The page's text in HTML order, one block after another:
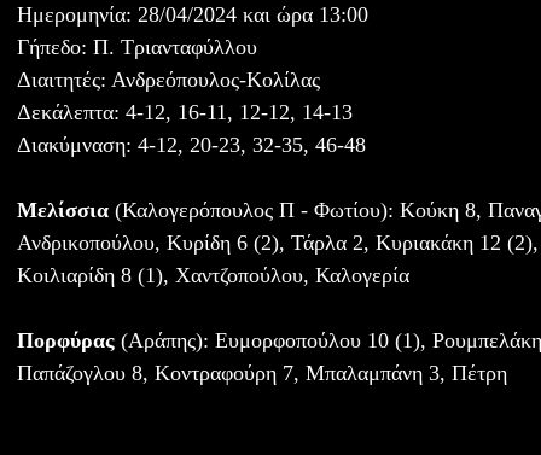
Ημερομηνία: 28/04/2024 και ώρα 13:00
Γήπεδο: Π. Τριανταφύλλου
Διαιτητές: Ανδρεόπουλος-Κολίλας
Δεκάλεπτα: 4-12, 16-11, 12-12, 14-13
Διακύμναση: 4-12, 20-23, 32-35, 46-48
Μελίσσια (Καλογερόπουλος Π - Φωτίου): Κούκη 8,
Ανδρικοπούλου, Κυρίδη 6 (2), Τάρλα 2, Κυριακάκη 12
Κοιλιαρίδη 8 (1), Χαντζοπούλου, Καλογερία
Πορφύρας (Αράπης): Ευμορφοπούλου 10 (1),
Παπάζογλου 8, Κοντραφούρη 7, Μπαλαμπάνη 3, Πέτρη